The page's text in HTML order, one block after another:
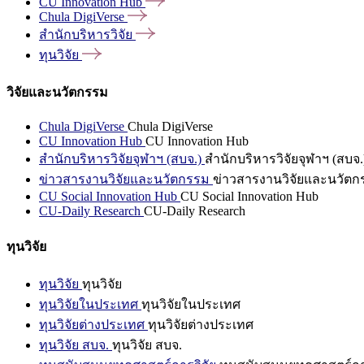
Chula DigiVerse
สำนักบริหารวิจัย
ทุนวิจัย
วิจัยและนวัตกรรม
Chula DigiVerse Chula DigiVerse
CU Innovation Hub CU Innovation Hub
สำนักบริหารวิจัยจุฬาฯ (สบจ.) สำนักบริหารวิจัยจุฬาฯ (สบจ
ข่าวสารงานวิจัยและนวัตกรรม ข่าวสารงานวิจัยและนวัตก
CU Social Innovation Hub CU Social Innovation Hub
CU-Daily Research CU-Daily Research
ทุนวิจัย
ทุนวิจัย ทุนวิจัย
ทุนวิจัยในประเทศ ทุนวิจัยในประเทศ
ทุนวิจัยต่างประเทศ ทุนวิจัยต่างประเทศ
ทุนวิจัย สบจ. ทุนวิจัย สบจ.